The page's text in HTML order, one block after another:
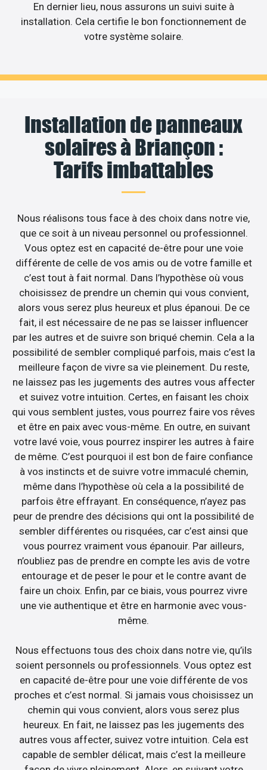
En dernier lieu, nous assurons un suivi suite à
installation. Cela certifie le bon fonctionnement de
votre système solaire.
Installation de panneaux
solaires à Briançon :
Tarifs imbattables
Nous réalisons tous face à des choix dans notre vie,
que ce soit à un niveau personnel ou professionnel.
Vous optez est en capacité de-être pour une voie
différente de celle de vos amis ou de votre famille et
c’est tout à fait normal. Dans l’hypothèse où vous
choisissez de prendre un chemin qui vous convient,
alors vous serez plus heureux et plus épanoui. De ce
fait, il est nécessaire de ne pas se laisser influencer
par les autres et de suivre son briqué chemin. Cela a la
possibilité de sembler compliqué parfois, mais c’est la
meilleure façon de vivre sa vie pleinement. Du reste,
ne laissez pas les jugements des autres vous affecter
et suivez votre intuition. Certes, en faisant les choix
qui vous semblent justes, vous pourrez faire vos rêves
et être en paix avec vous-même. En outre, en suivant
votre lavé voie, vous pourrez inspirer les autres à faire
de même. C’est pourquoi il est bon de faire confiance
à vos instincts et de suivre votre immaculé chemin,
même dans l’hypothèse où cela a la possibilité de
parfois être effrayant. En conséquence, n’ayez pas
peur de prendre des décisions qui ont la possibilité de
sembler différentes ou risquées, car c’est ainsi que
vous pourrez vraiment vous épanouir. Par ailleurs,
n’oubliez pas de prendre en compte les avis de votre
entourage et de peser le pour et le contre avant de
faire un choix. Enfin, par ce biais, vous pourrez vivre
une vie authentique et être en harmonie avec vous-
même.
Nous effectuons tous des choix dans notre vie, qu’ils
soient personnels ou professionnels. Vous optez est
en capacité de-être pour une voie différente de vos
proches et c’est normal. Si jamais vous choisissez un
chemin qui vous convient, alors vous serez plus
heureux. En fait, ne laissez pas les jugements des
autres vous affecter, suivez votre intuition. Cela est
capable de sembler délicat, mais c’est la meilleure